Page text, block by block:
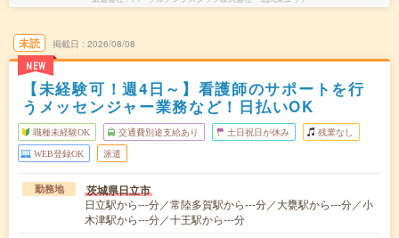
未読
NEW
掲載日 2026/08/08
【未経験可！週4日～】看護師のサポートを行
うメッセンジャー業務など！日払いOK
職種未経験OK 交通費別途支給あり 土日祝日が休み 残業なし
WEB登録OK 派遣
勤務地 茨城県日立市
日立駅から---分／常陸多賀駅から---分／大甕駅から---分／小
木津駅から---分／十王駅から---分